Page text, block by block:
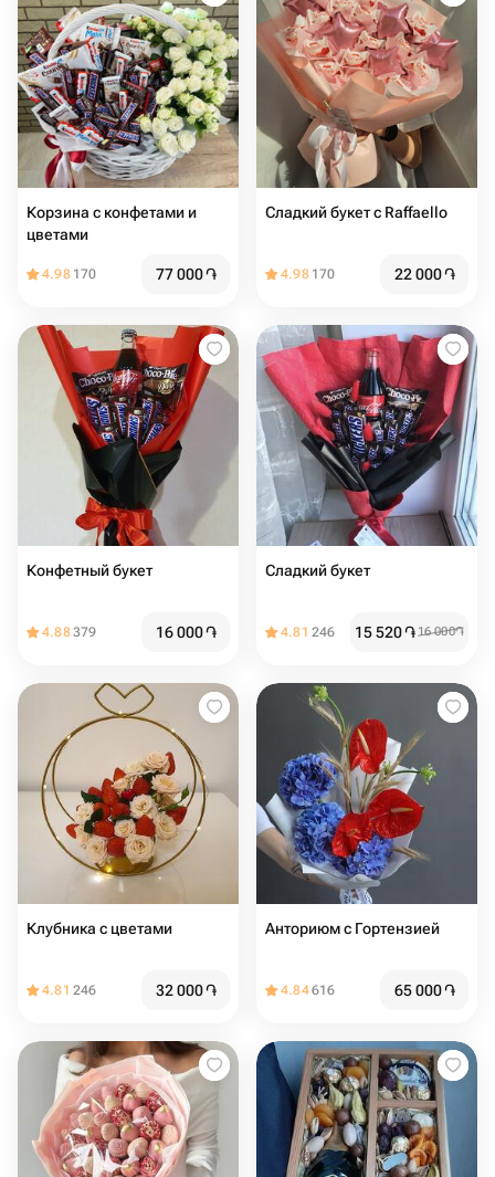
Корзина с конфетами и
цветами
4.98 170 77 000֏
Сладкий букет с Raffaello
4.98 170 22 000֏
Конфетный букет
4.88379 16 000֏
Сладкий букет
4.81 246 15 520֏16 000֏
Клубника с цветами
4.81 246 32 000֏
Анториюм с Гортензией
4.84616 65 000֏